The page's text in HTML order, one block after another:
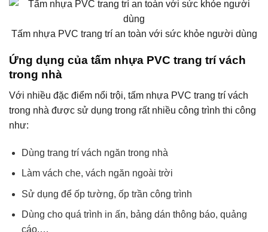
Tấm nhựa PVC trang trí an toàn với sức khỏe người dùng
Ứng dụng của tấm nhựa PVC trang trí vách
trong nhà
Với nhiều đặc điểm nổi trội, tấm nhựa PVC trang trí vách
trong nhà được sử dụng trong rất nhiều công trình thi công
như:
Dùng trang trí vách ngăn trong nhà
Làm vách che, vách ngăn ngoài trời
Sử dụng để ốp tường, ốp trần công trình
Dùng cho quá trình in ấn, bảng dán thông báo, quảng
cáo,…